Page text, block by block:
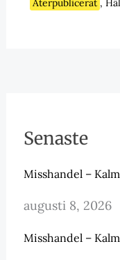
Återpublicerat ,
Senaste
Misshandel –
augusti 8, 2026
Misshandel –